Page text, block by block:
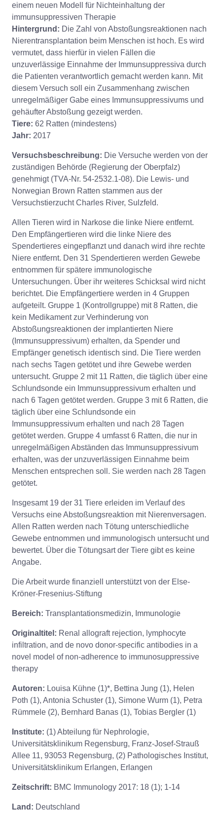
einem neuen Modell für Nichteinhaltung der
immunsuppressiven Therapie
Hintergrund: Die Zahl von Abstoßungsreaktionen nach
Nierentransplantation beim Menschen ist hoch. Es wird
vermutet, dass hierfür in vielen Fällen die
unzuverlässige Einnahme der Immunsuppressiva durch
die Patienten verantwortlich gemacht werden kann. Mit
diesem Versuch soll ein Zusammenhang zwischen
unregelmäßiger Gabe eines Immunsuppressivums und
gehäufter Abstoßung gezeigt werden.
Tiere: 62 Ratten (mindestens)
Jahr: 2017
Versuchsbeschreibung: Die Versuche werden von der
zuständigen Behörde (Regierung der Oberpfalz)
genehmigt (TVA-Nr. 54-2532.1-08). Die Lewis- und
Norwegian Brown Ratten stammen aus der
Versuchstierzucht Charles River, Sulzfeld.
Allen Tieren wird in Narkose die linke Niere entfernt.
Den Empfängertieren wird die linke Niere des
Spendertieres eingepflanzt und danach wird ihre rechte
Niere entfernt. Den 31 Spendertieren werden Gewebe
entnommen für spätere immunologische
Untersuchungen. Über ihr weiteres Schicksal wird nicht
berichtet. Die Empfängertiere werden in 4 Gruppen
aufgeteilt. Gruppe 1 (Kontrollgruppe) mit 8 Ratten, die
kein Medikament zur Verhinderung von
Abstoßungsreaktionen der implantierten Niere
(Immunsuppressivum) erhalten, da Spender und
Empfänger genetisch identisch sind. Die Tiere werden
nach sechs Tagen getötet und ihre Gewebe werden
untersucht. Gruppe 2 mit 11 Ratten, die täglich über eine
Schlundsonde ein Immunsuppressivum erhalten und
nach 6 Tagen getötet werden. Gruppe 3 mit 6 Ratten, die
täglich über eine Schlundsonde ein
Immunsuppressivum erhalten und nach 28 Tagen
getötet werden. Gruppe 4 umfasst 6 Ratten, die nur in
unregelmäßigen Abständen das Immunsuppressivum
erhalten, was der unzuverlässigen Einnahme beim
Menschen entsprechen soll. Sie werden nach 28 Tagen
getötet.
Insgesamt 19 der 31 Tiere erleiden im Verlauf des
Versuchs eine Abstoßungsreaktion mit Nierenversagen.
Allen Ratten werden nach Tötung unterschiedliche
Gewebe entnommen und immunologisch untersucht und
bewertet. Über die Tötungsart der Tiere gibt es keine
Angabe.
Die Arbeit wurde finanziell unterstützt von der Else-
Kröner-Fresenius-Stiftung
Bereich: Transplantationsmedizin, Immunologie
Originaltitel: Renal allograft rejection, lymphocyte
infiltration, and de novo donor-specific antibodies in a
novel model of non-adherence to immunosuppressive
therapy
Autoren: Louisa Kühne (1)*, Bettina Jung (1), Helen
Poth (1), Antonia Schuster (1), Simone Wurm (1), Petra
Rümmele (2), Bernhard Banas (1), Tobias Bergler (1)
Institute: (1) Abteilung für Nephrologie,
Universitätsklinikum Regensburg, Franz-Josef-Strauß
Allee 11, 93053 Regensburg, (2) Pathologisches Institut,
Universitätsklinikum Erlangen, Erlangen
Zeitschrift: BMC Immunology 2017: 18 (1); 1-14
Land: Deutschland